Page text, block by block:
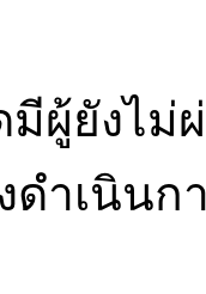
มีผู้ยังไ
ดำเนินก